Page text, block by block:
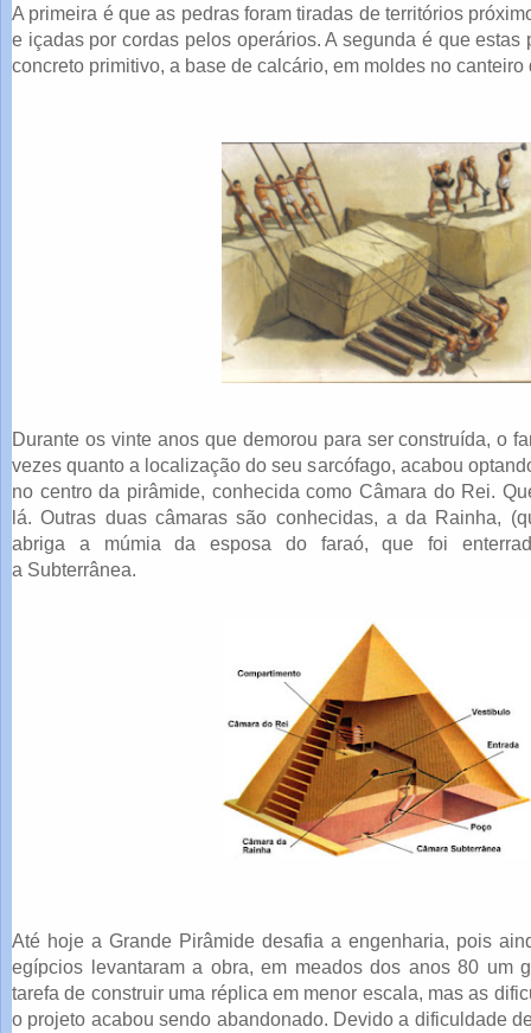
A primeira é que as pedras foram tiradas de territórios
e içadas por cordas pelos operários. A segunda é que estas
concreto primitivo, a base de calcário, em moldes no canteiro
Durante os vinte anos que demorou para ser construída, o
vezes quanto a localização do seu sarcófago, acabou
no centro da pirâmide, conhecida como Câmara do Rei.
lá. Outras duas câmaras são conhecidas, a da Rainha,
abriga a múmia da esposa do faraó, que foi
a Subterrânea.
Até hoje a Grande Pirâmide desafia a engenharia, pois
egípcios levantaram a obra, em meados dos anos 80 um
tarefa de construir uma réplica em menor escala, mas as
o projeto acabou sendo abandonado. Devido a dificuldade